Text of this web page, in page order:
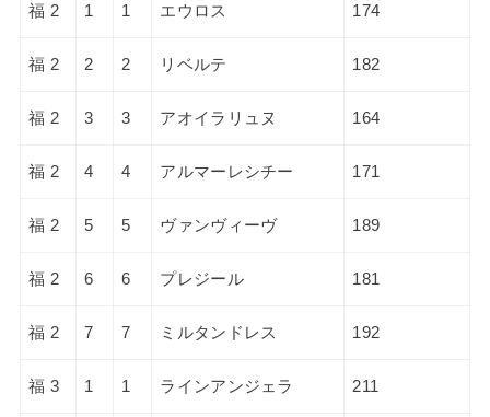
福 2 1 1 エウロス 174
福 2 2 2 リベルテ 182
福 2 3 3 アオイラリュヌ 164
福 2 4 4 アルマーレシチー 171
福 2 5 5 ヴァンヴィーヴ 189
福 2 6 6 プレジール 181
福 2 7 7 ミルタンドレス 192
福 3 1 1 ラインアンジェラ 211